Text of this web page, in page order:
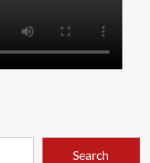
Search